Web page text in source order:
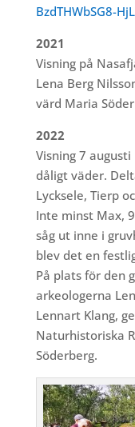
BzdTHWbSG8-
2021
Visning på
Lena Berg
värd Maria
2022
Visning 7
dåligt väder.
Lycksele, Tierp
Inte minst Max,
såg ut inne i
blev det en
På plats för den
arkeologerna
Lennart Klang,
Naturhistoriska
Söderberg.